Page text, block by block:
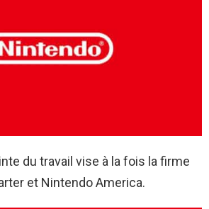
du travail vise à la fois la firme
et Nintendo America.